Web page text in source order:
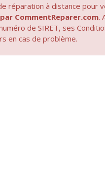
réparation à distance pour
CommentReparer.com.
de SIRET, ses
en cas de problème.